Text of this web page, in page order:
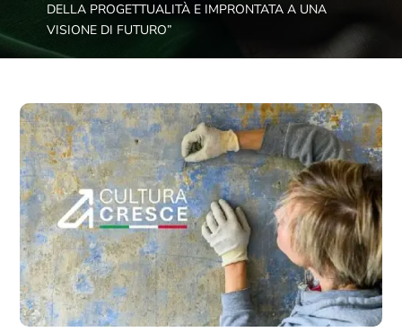
DELLA PROGETTUALITÀ E IMPRONTATA A UNA
VISIONE DI FUTURO”